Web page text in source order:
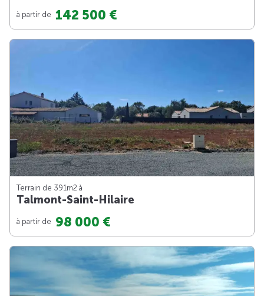
à partir de 142 500 €
Terrain de 391m2 à
Talmont-Saint-Hilaire
à partir de 98 000 €